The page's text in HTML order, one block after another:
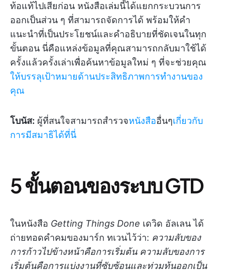
ท้อแท้ไปเสียก่อน หนังสือเล่มนี้ได้แยกกระบวนการ
ออกเป็นส่วน ๆ ที่สามารถจัดการได้ พร้อมให้คำ
แนะนำที่เป็นประโยชน์และคำอธิบายที่ชัดเจนในทุก
ขั้นตอน นี่คือแหล่งข้อมูลที่คุณสามารถกลับมาใช้ได้
ครั้งแล้วครั้งเล่าเพื่อค้นหาข้อมูลใหม่ ๆ ที่จะช่วยคุณ
ให้บรรลุเป้าหมายด้านประสิทธิภาพการทำงานของ
คุณ
โบนัส: ผู้ที่สนใจสามารถสำรวจหนังสืออื่นๆเกี่ยวกับ
การมีสมาธิได้ที่นี่
5 ขั้นตอนของระบบ GTD
ในหนังสือ Getting Things Done เดวิด อัลเลน ได้
ถ่ายทอดคำคมของมาร์ก ทเวนไว้ว่า: ความลับของ
การก้าวไปข้างหน้าคือการเริ่มต้น ความลับของการ
เริ่มต้นคือการแบ่งงานที่ซับซ้อนและท่วมท้นออกเป็น